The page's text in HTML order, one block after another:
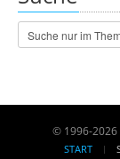
© 1996-2026
START